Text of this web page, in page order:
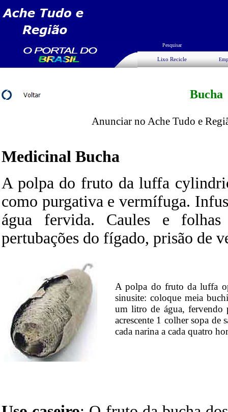
Pesquisar
Lixo Recicle
Bucha
Anunciar no Ache Tudo e
Medicinal Bucha
A polpa do fruto da luffa
como purgativa e vermífuga.
água fervida. Caules e
pertubações do fígado, prisão de
A polpa do fruto da luffa
sinusite: coloque meia
um litro de água, fervendo
acrescente 1 colher sopa de
cada narina a cada quatro